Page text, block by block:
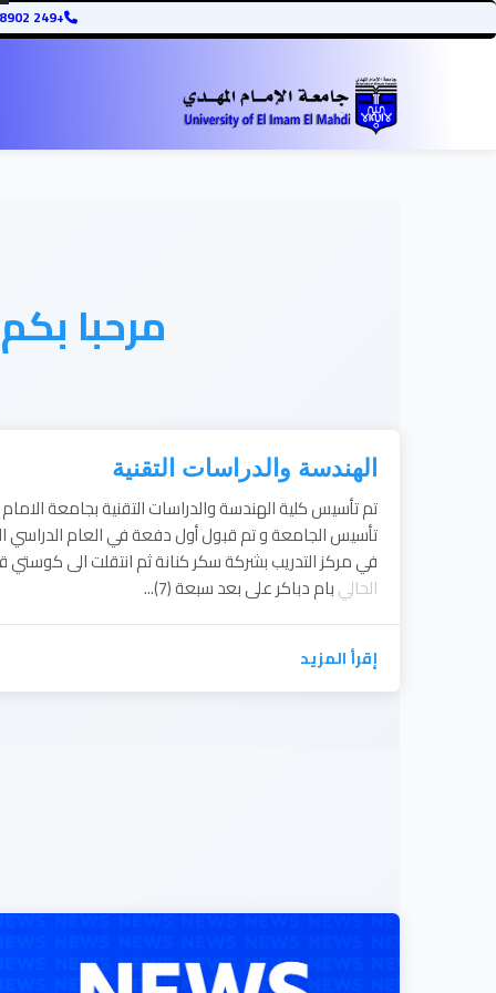
+249 12345678902
مرحبا بكم
الهندسة والدراسات التقنية
في مركز التدريب بشركة سكر كنانة ثم انتقلت الى كوستي
الحاليبام دباكر على بعد سبعة (7)...
إقرأ المزيد